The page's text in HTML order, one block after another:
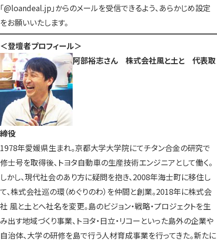
「@loandeal.jp」からのメールを受信できるよう、あらかじめ設定
をお願いいたします。
＜登壇者プロフィール＞
阿部裕志さん 株式会社風と土と 代表取
締役
1978年愛媛県生まれ。京都大学大学院にてチタン合金の研究で
修士号を取得後、トヨタ自動車の生産技術エンジニアとして働く。
しかし、現代社会のあり方に疑問を抱き、2008年海士町に移住し
て、株式会社巡の環（めぐりのわ）を仲間と創業。2018年に株式会
社 風と土とへ社名を変更。島のビジョン・戦略・プロジェクトを生
み出す地域づくり事業、トヨタ・日立・リコーといった島外の企業や
自治体、大学の研修を島で行う人材育成事業を行ってきた。新たに